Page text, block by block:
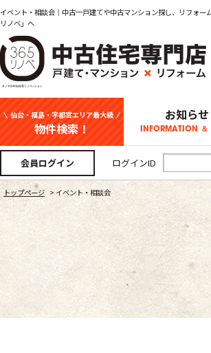
イベント・相談会｜中古一戸建てや中古マンション探し、リフォ
リノベ」へ
仙台・福島・宇都宮エリア最大級
物件検索！
中古一戸建て
マンション
新築一戸建て
土地
事業用
お知らせ
INFORMATION
お知らせ
仙台エリア物
福島エリア物
宇都宮エリア物
スタッフブ
会員ログイン ログインID
トップページ > イベント・相談会